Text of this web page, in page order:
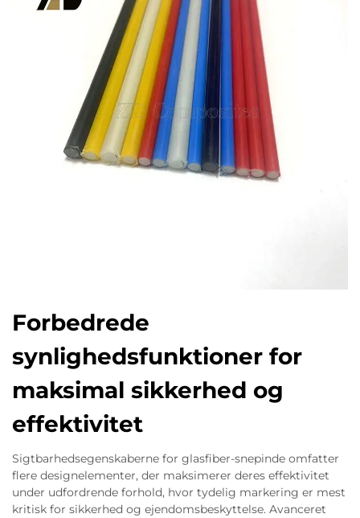
Forbedrede
synlighedsfunktioner for
maksimal sikkerhed og
effektivitet
Sigtbarhedsegenskaberne for glasfiber-snepinde omfatter
flere designelementer, der maksimerer deres effektivitet
under udfordrende forhold, hvor tydelig markering er mest
kritisk for sikkerhed og ejendomsbeskyttelse. Avanceret